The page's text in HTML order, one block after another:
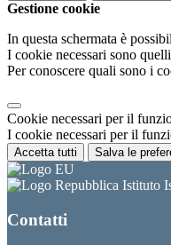
Gestione cookie
In questa schermata è
I cookie necessari sono
Per conoscere quali sono i
Cookie necessari per il
I cookie necessari per il
Accetta tutti Salva le
Istituto
Contatti